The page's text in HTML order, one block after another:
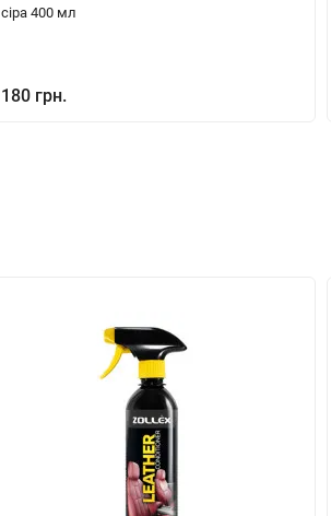
сіра 400 мл
180 грн.